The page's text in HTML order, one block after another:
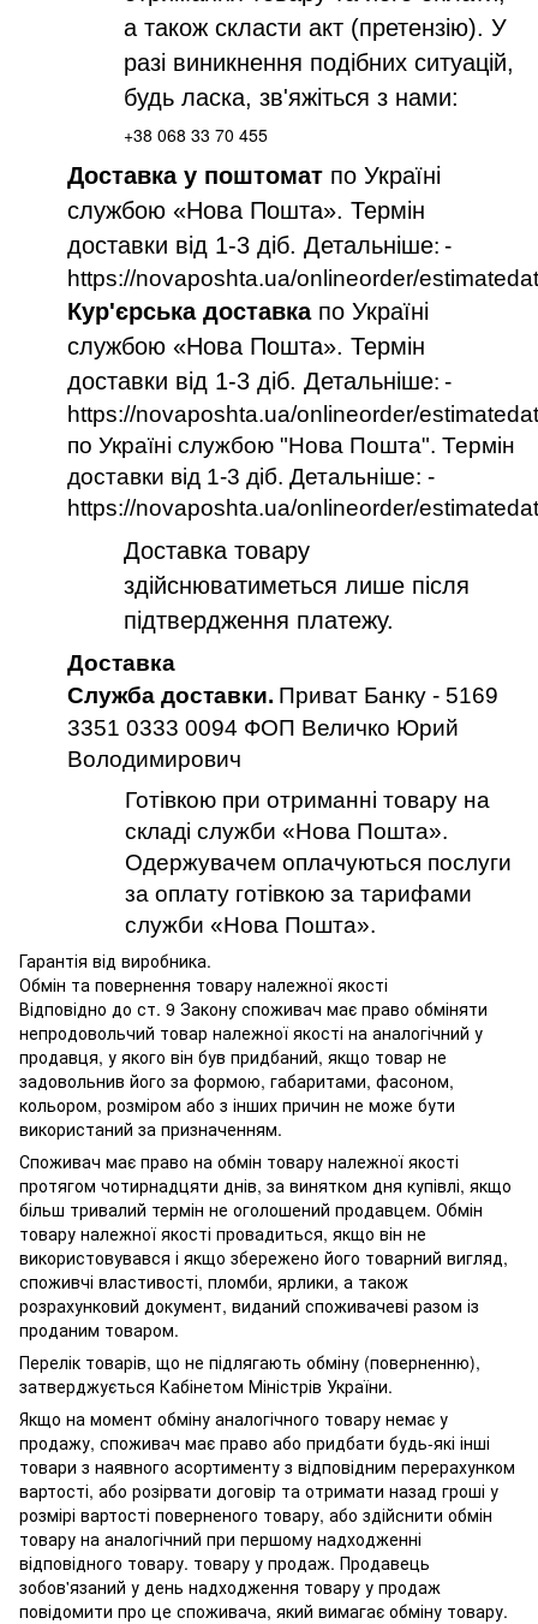
а також скласти акт (претензію). У
разі виникнення подібних ситуацій,
будь ласка, зв'яжіться з нами:
+38 068 33 70 455
Доставка у поштомат по Україні
службою «Нова Пошта». Термін
доставки від 1-3 діб. Детальніше: -
https://novaposhta.ua/onlineorder/
Кур'єрська доставка по Україні
службою «Нова Пошта». Термін
доставки від 1-3 діб. Детальніше: -
https://novaposhta.ua/onlineorder/
по Україні службою "Нова Пошта". Термін
доставки від 1-3 діб. Детальніше: -
https://novaposhta.ua/onlineorder/
Доставка товару
здійснюватиметься лише після
підтвердження платежу.
Доставка
Служба доставки. Приват Банку - 5169
3351 0333 0094 ФОП Величко Юрий
Володимирович
Готівкою при отриманні товару на
складі служби «Нова Пошта».
Одержувачем оплачуються послуги
за оплату готівкою за тарифами
служби «Нова Пошта».
Гарантія від виробника.
Обмін та повернення товару належної якості
Відповідно до ст. 9 Закону споживач має право обміняти
непродовольчий товар належної якості на аналогічний у
продавця, у якого він був придбаний, якщо товар не
задовольнив його за формою, габаритами, фасоном,
кольором, розміром або з інших причин не може бути
використаний за призначенням.
Споживач має право на обмін товару належної якості
протягом чотирнадцяти днів, за винятком дня купівлі, якщо
більш тривалий термін не оголошений продавцем. Обмін
товару належної якості провадиться, якщо він не
використовувався і якщо збережено його товарний вигляд,
споживчі властивості, пломби, ярлики, а також
розрахунковий документ, виданий споживачеві разом із
проданим товаром.
Перелік товарів, що не підлягають обміну (поверненню),
затверджується Кабінетом Міністрів України.
Якщо на момент обміну аналогічного товару немає у
продажу, споживач має право або придбати будь-які інші
товари з наявного асортименту з відповідним перерахунком
вартості, або розірвати договір та отримати назад гроші у
розмірі вартості поверненого товару, або здійснити обмін
товару на аналогічний при першому надходженні
відповідного товару. товару у продаж. Продавець
зобов'язаний у день надходження товару у продаж
повідомити про це споживача, який вимагає обміну товару.